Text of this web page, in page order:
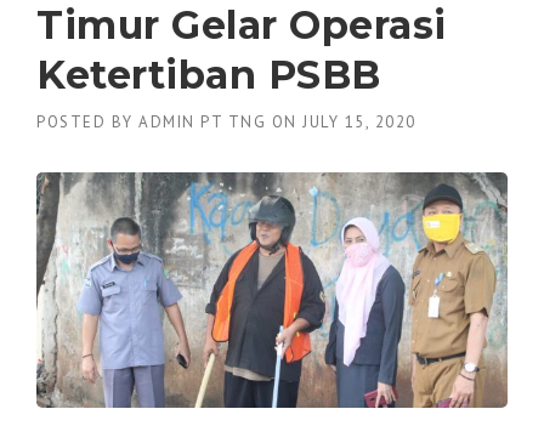
Timur Gelar Operasi
Ketertiban PSBB
POSTED BY ADMIN PT TNG ON JULY 15, 2020